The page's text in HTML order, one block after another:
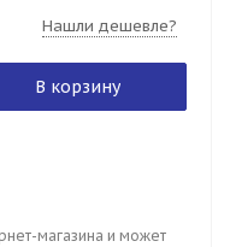
Нашли дешевле?
В корзину
магазина и может